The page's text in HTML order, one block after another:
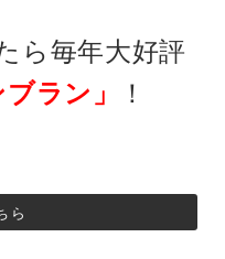
ら毎年大好評
ラン」 ！
ら